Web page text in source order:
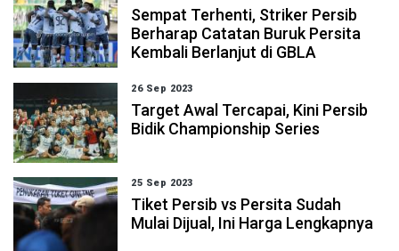
Sempat Terhenti, Striker Persib
Berharap Catatan Buruk Persita
Kembali Berlanjut di GBLA
26 Sep 2023
Target Awal Tercapai, Kini Persib
Bidik Championship Series
25 Sep 2023
Tiket Persib vs Persita Sudah
Mulai Dijual, Ini Harga Lengkapnya